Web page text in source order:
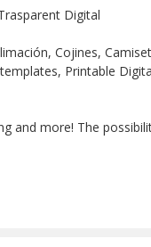
Digital
Cojines,
Printable
and more! The